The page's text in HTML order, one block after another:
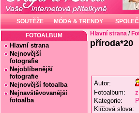
SOUTĚŽE MÓDA & TRENDY
FOTOALBUM
Hlavní strana
Nejnovější
fotografie
Nejoblíbenější
fotografie
Nejnovější fotoalba
Nejnavštěvovanější
fotoalba
Hlavní strana /
příroda*20
Autor:
Fotoalbum:
Kategorie:
Klíčová slova: